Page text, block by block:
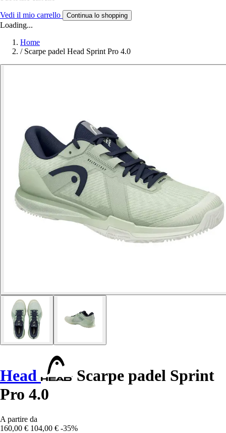
Vedi il mio carrello Continua lo shopping
Loading...
Home
/ Scarpe padel Head Sprint Pro 4.0
Head
Scarpe padel Sprint
Pro 4.0
A partire da
160,00 € 104,00 € -35%